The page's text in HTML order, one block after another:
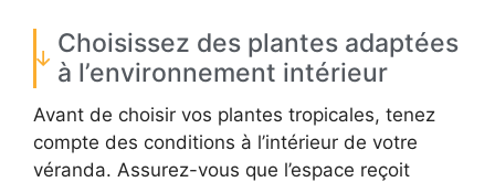
Choisissez des plantes adaptées
à l’environnement intérieur
Avant de choisir vos plantes tropicales, tenez
compte des conditions à l’intérieur de votre
véranda. Assurez-vous que l’espace reçoit